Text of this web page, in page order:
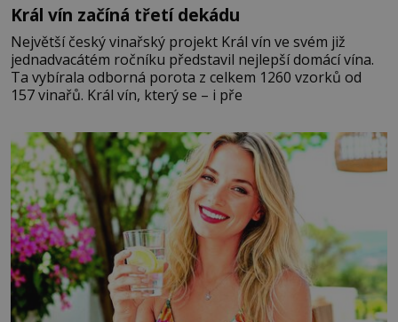
Král vín začíná třetí dekádu
Největší český vinařský projekt Král vín ve svém již
jednadvacátém ročníku představil nejlepší domácí vína.
Ta vybírala odborná porota z celkem 1260 vzorků od
157 vinařů. Král vín, který se – i pře